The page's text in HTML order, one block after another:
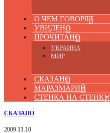
О ЧЕМ ГОВОРЯТ
УВИДЕНО
ПРОЧИТАНО
УКРАИНА
МИР
СКАЗАНО
МАРАЗМАРИЙ
СТЕНКА НА СТЕНКУ
СКАЗАНО
2009.11.10